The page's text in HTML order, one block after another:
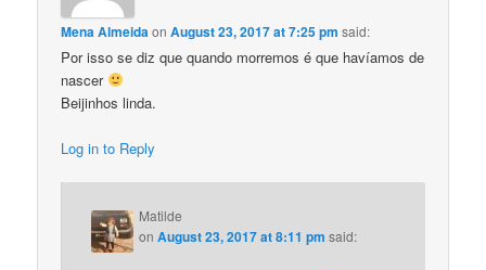
Mena AlmeidaonAugust 23, 2017 at 7:25 pm said:
Por isso se diz que quando morremos é que havíamos de
nascer
Beijinhos linda.
Log in to Reply
Matilde
onAugust 23, 2017 at 8:11 pm said: